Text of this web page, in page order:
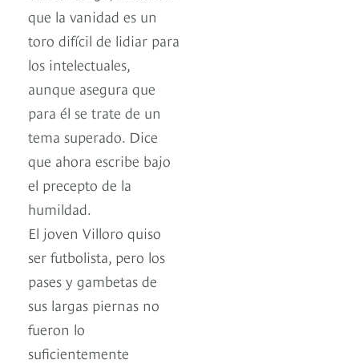
que la vanidad es un
toro difícil de lidiar para
los intelectuales,
aunque asegura que
para él se trate de un
tema superado. Dice
que ahora escribe bajo
el precepto de la
humildad.
El joven Villoro quiso
ser futbolista, pero los
pases y gambetas de
sus largas piernas no
fueron lo
suficientemente